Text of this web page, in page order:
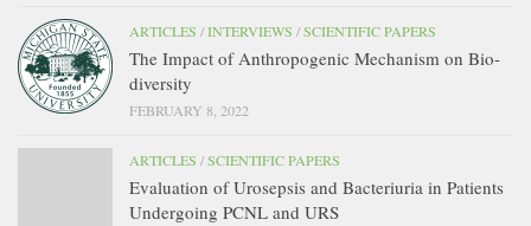
ARTICLES /INTERVIEWS /SCIENTIFIC PAPERS
The Impact of Anthropogenic Mechanism on Bio-
diversity
FEBRUARY 8, 2022
ARTICLES /SCIENTIFIC PAPERS
Evaluation of Urosepsis and Bacteriuria in Patients
Undergoing PCNL and URS